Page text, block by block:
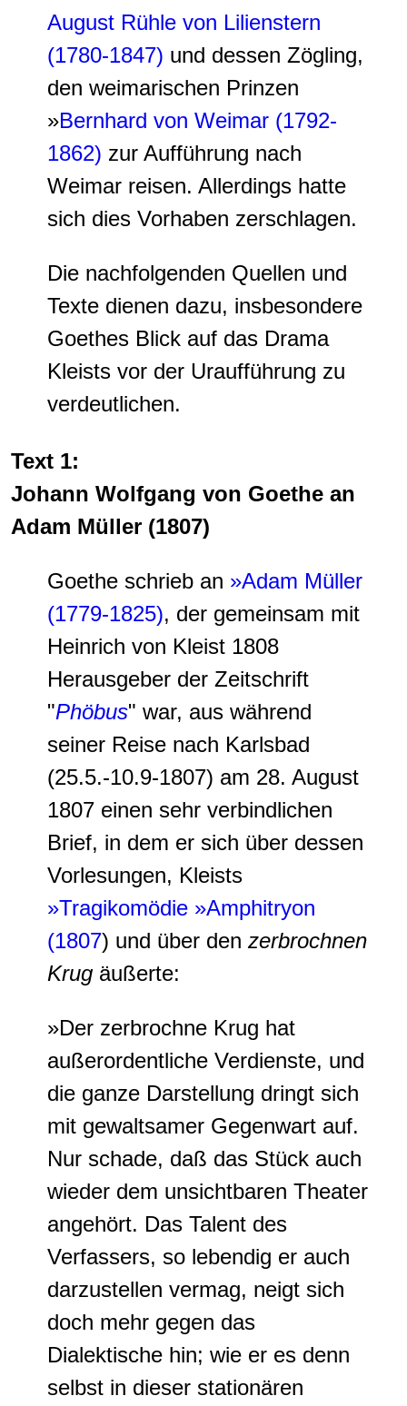
August Rühle von Lilienstern
(1780-1847) und dessen Zögling,
den weimarischen Prinzen
»Bernhard von Weimar (1792-
1862) zur Aufführung nach
Weimar reisen. Allerdings hatte
sich dies Vorhaben zerschlagen.
Die nachfolgenden Quellen und
Texte dienen dazu, insbesondere
Goethes Blick auf das Drama
Kleists vor der Uraufführung zu
verdeutlichen.
Text 1:
Johann Wolfgang von Goethe an
Adam Müller (1807)
Goethe schrieb an »Adam Müller
(1779-1825), der gemeinsam mit
Heinrich von Kleist 1808
Herausgeber der Zeitschrift
"Phöbus" war, aus während
seiner Reise nach Karlsbad
(25.5.-10.9-1807) am 28. August
1807 einen sehr verbindlichen
Brief, in dem er sich über dessen
Vorlesungen, Kleists
»Tragikomödie »Amphitryon
(1807) und über den zerbrochnen
Krug äußerte:
»Der zerbrochne Krug hat
außerordentliche Verdienste, und
die ganze Darstellung dringt sich
mit gewaltsamer Gegenwart auf.
Nur schade, daß das Stück auch
wieder dem unsichtbaren Theater
angehört. Das Talent des
Verfassers, so lebendig er auch
darzustellen vermag, neigt sich
doch mehr gegen das
Dialektische hin; wie er es denn
selbst in dieser stationären